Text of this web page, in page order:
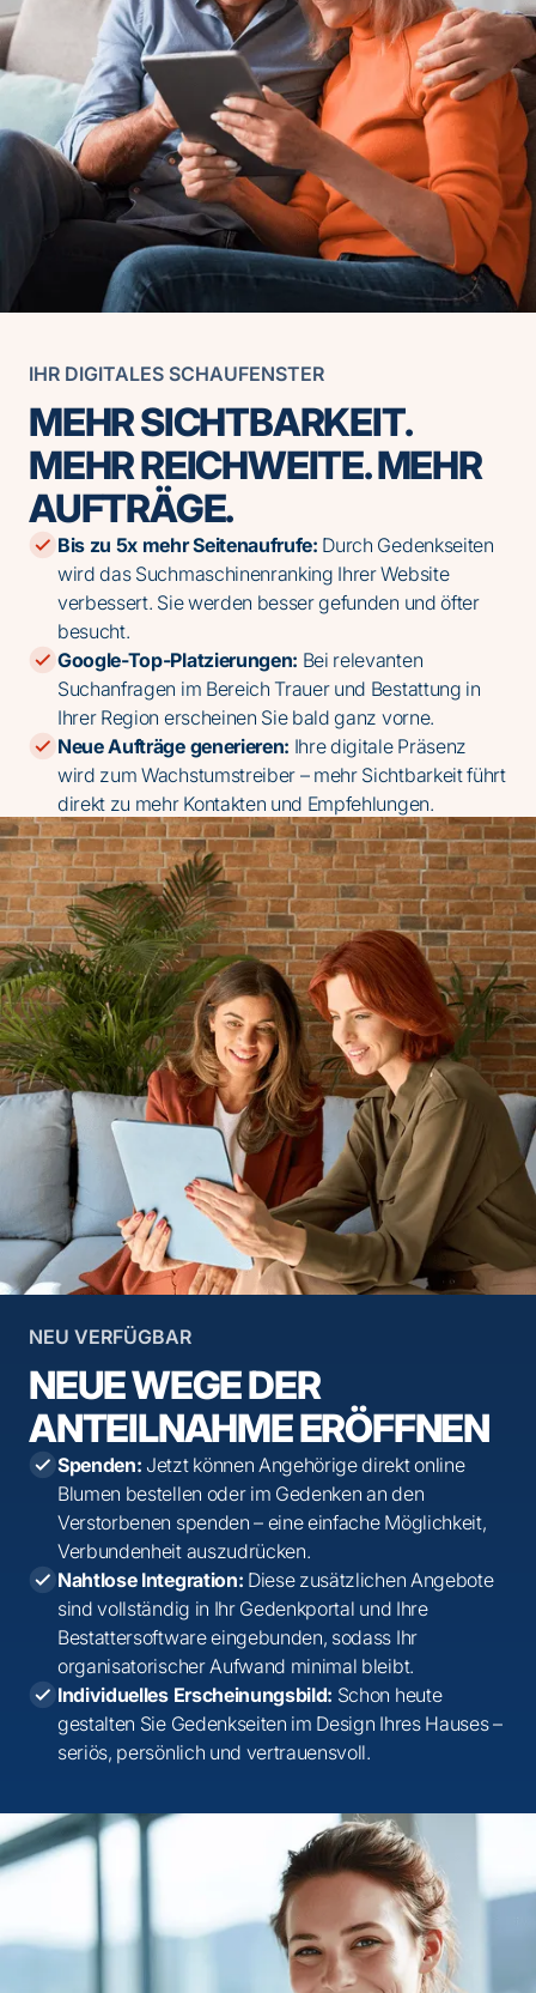
IHR DIGITALES SCHAUFENSTER
MEHR SICHTBARKEIT.
MEHR REICHWEITE. MEHR
AUFTRÄGE.
Bis zu 5x mehr Seitenaufrufe: Durch Gedenkseiten
wird das Suchmaschinenranking Ihrer Website
verbessert. Sie werden besser gefunden und öfter
besucht.
Google-Top-Platzierungen: Bei relevanten
Suchanfragen im Bereich Trauer und Bestattung in
Ihrer Region erscheinen Sie bald ganz vorne.
Neue Aufträge generieren: Ihre digitale Präsenz
wird zum Wachstumstreiber – mehr Sichtbarkeit führt
direkt zu mehr Kontakten und Empfehlungen.
NEU VERFÜGBAR
NEUE WEGE DER
ANTEILNAHME ERÖFFNEN
Spenden: Jetzt können Angehörige direkt online
Blumen bestellen oder im Gedenken an den
Verstorbenen spenden – eine einfache Möglichkeit,
Verbundenheit auszudrücken.
Nahtlose Integration: Diese zusätzlichen Angebote
sind vollständig in Ihr Gedenkportal und Ihre
Bestattersoftware eingebunden, sodass Ihr
organisatorischer Aufwand minimal bleibt.
Individuelles Erscheinungsbild: Schon heute
gestalten Sie Gedenkseiten im Design Ihres Hauses –
seriös, persönlich und vertrauensvoll.